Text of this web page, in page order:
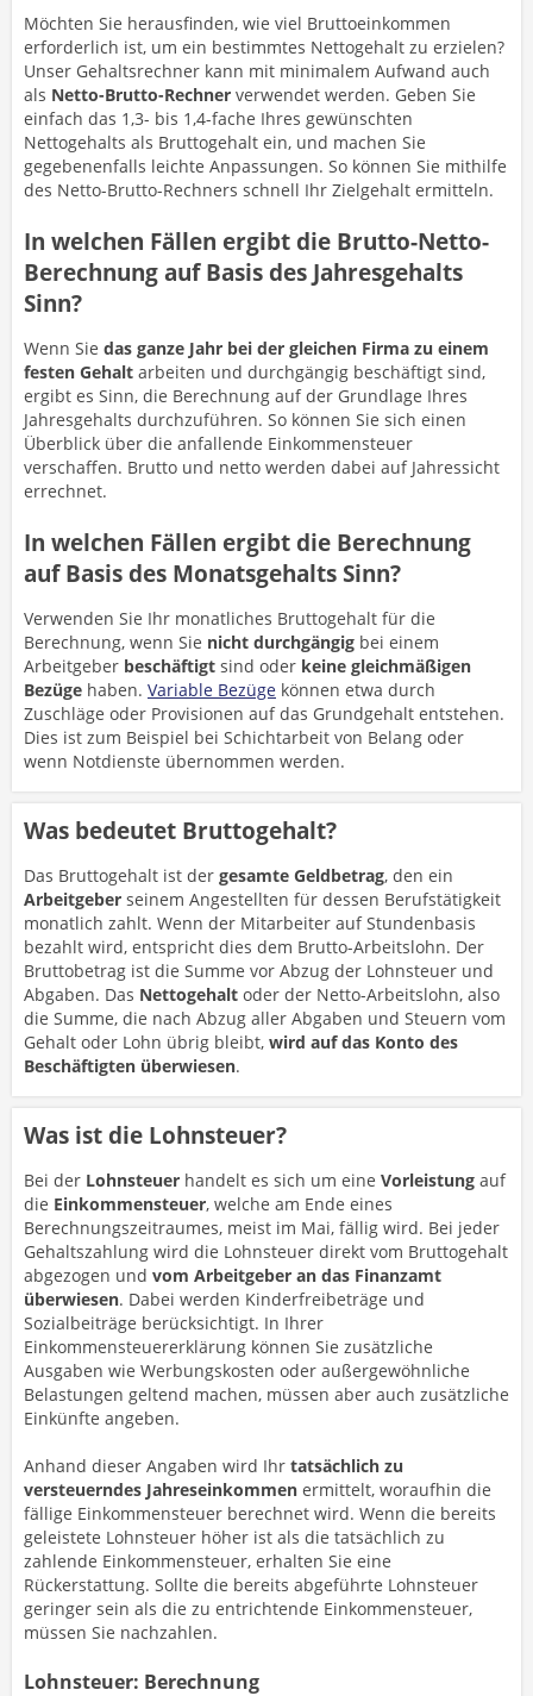
Möchten Sie herausfinden, wie viel Bruttoeinkommen
erforderlich ist, um ein bestimmtes Nettogehalt zu erzielen?
Unser Gehaltsrechner kann mit minimalem Aufwand auch
als Netto-Brutto-Rechner verwendet werden. Geben Sie
einfach das 1,3- bis 1,4-fache Ihres gewünschten
Nettogehalts als Bruttogehalt ein, und machen Sie
gegebenenfalls leichte Anpassungen. So können Sie mithilfe
des Netto-Brutto-Rechners schnell Ihr Zielgehalt ermitteln.
In welchen Fällen ergibt die Brutto-Netto-
Berechnung auf Basis des Jahresgehalts
Sinn?
Wenn Sie das ganze Jahr bei der gleichen Firma zu einem
festen Gehalt arbeiten und durchgängig beschäftigt sind,
ergibt es Sinn, die Berechnung auf der Grundlage Ihres
Jahresgehalts durchzuführen. So können Sie sich einen
Überblick über die anfallende Einkommensteuer
verschaffen. Brutto und netto werden dabei auf Jahressicht
errechnet.
In welchen Fällen ergibt die Berechnung
auf Basis des Monatsgehalts Sinn?
Verwenden Sie Ihr monatliches Bruttogehalt für die
Berechnung, wenn Sie nicht durchgängig bei einem
Arbeitgeber beschäftigt sind oder keine gleichmäßigen
Bezüge haben. Variable Bezüge können etwa durch
Zuschläge oder Provisionen auf das Grundgehalt entstehen.
Dies ist zum Beispiel bei Schichtarbeit von Belang oder
wenn Notdienste übernommen werden.
Was bedeutet Bruttogehalt?
Das Bruttogehalt ist der gesamte Geldbetrag, den ein
Arbeitgeber seinem Angestellten für dessen Berufstätigkeit
monatlich zahlt. Wenn der Mitarbeiter auf Stundenbasis
bezahlt wird, entspricht dies dem Brutto-Arbeitslohn. Der
Bruttobetrag ist die Summe vor Abzug der Lohnsteuer und
Abgaben. Das Nettogehalt oder der Netto-Arbeitslohn, also
die Summe, die nach Abzug aller Abgaben und Steuern vom
Gehalt oder Lohn übrig bleibt, wird auf das Konto des
Beschäftigten überwiesen.
Was ist die Lohnsteuer?
Bei der Lohnsteuer handelt es sich um eine Vorleistung auf
die Einkommensteuer, welche am Ende eines
Berechnungszeitraumes, meist im Mai, fällig wird. Bei jeder
Gehaltszahlung wird die Lohnsteuer direkt vom Bruttogehalt
abgezogen und vom Arbeitgeber an das Finanzamt
überwiesen. Dabei werden Kinderfreibeträge und
Sozialbeiträge berücksichtigt. In Ihrer
Einkommensteuererklärung können Sie zusätzliche
Ausgaben wie Werbungskosten oder außergewöhnliche
Belastungen geltend machen, müssen aber auch zusätzliche
Einkünfte angeben.
Anhand dieser Angaben wird Ihr tatsächlich zu
versteuerndes Jahreseinkommen ermittelt, woraufhin die
fällige Einkommensteuer berechnet wird. Wenn die bereits
geleistete Lohnsteuer höher ist als die tatsächlich zu
zahlende Einkommensteuer, erhalten Sie eine
Rückerstattung. Sollte die bereits abgeführte Lohnsteuer
geringer sein als die zu entrichtende Einkommensteuer,
müssen Sie nachzahlen.
Lohnsteuer: Berechnung